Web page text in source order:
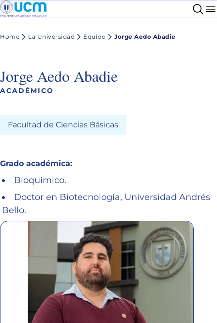
Home La Universidad Equipo Jorge Aedo Abadie
Jorge Aedo Abadie
ACADÉMICO
Facultad de Ciencias Básicas
Grado académica:
Bioquímico.
Doctor en Biotecnología, Universidad Andrés
Bello.